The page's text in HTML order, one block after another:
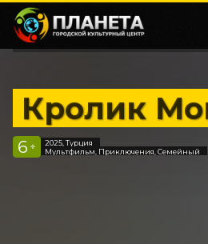
Кролик
6 +
2025, Турция
Мультфильм, Приключения, Семейный